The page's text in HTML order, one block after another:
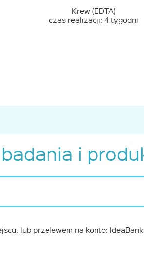
Krew (EDTA)
czas realizacji: 4 tygodni
i
lub przelewem na konto: IdeaBank